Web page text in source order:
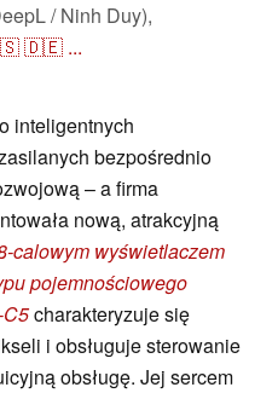
/ Ninh Duy),
🇩🇪 ...
o inteligentnych
bezpośrednio
– a firma
nową, atrakcyjną
calowym wyświetlaczem
pojemnościowego
charakteryzuje się
i obsługuje sterowanie
obsługę. Jej sercem